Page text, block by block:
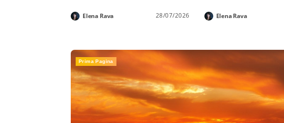
Elena Rava 28/07/2026 Elena Rava
Prima Pagina